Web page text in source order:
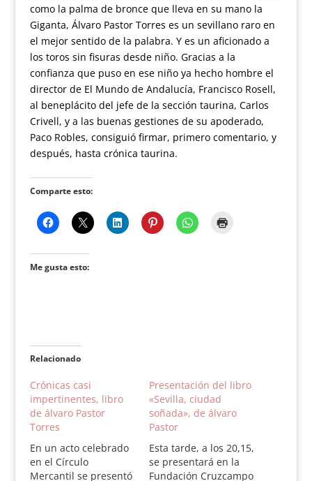
como la palma de bronce que lleva en su mano la
Giganta, Álvaro Pastor Torres es un sevillano raro en
el mejor sentido de la palabra. Y es un aficionado a
los toros sin fisuras desde niño. Gracias a la
confianza que puso en ese niño ya hecho hombre el
director de El Mundo de Andalucía, Francisco Rosell,
al beneplácito del jefe de la sección taurina, Carlos
Crivell, y a las buenas gestiones de su apoderado,
Paco Robles, consiguió firmar, primero comentario, y
después, hasta crónica taurina.
Comparte esto:
Me gusta esto:
Relacionado
Crónicas casi
impertinentes, libro
de álvaro Pastor
Torres
En un acto celebrado
en el Círculo
Mercantil se presentó
Presentación del libro
«Sevilla, ciudad
soñada», de álvaro
Pastor
Esta tarde, a los 20,15,
se presentará en la
Fundación Cruzcampo